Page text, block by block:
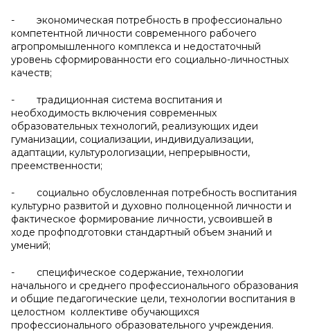
- экономическая потребность в профессионально
компетентной личности современного рабочего
агропромышленного комплекса и недостаточный
уровень сформированности его социально-личностных
качеств;
- традиционная система воспитания и
необходимость включения современных
образовательных технологий, реализующих идеи
гуманизации, социализации, индивидуализации,
адаптации, культурологизации, непрерывности,
преемственности;
- социально обусловленная потребность воспитания
культурно развитой и духовно полноценной личности и
фактическое формирование личности, усвоившей в
ходе профподготовки стандартный объем знаний и
умений;
- специфическое содержание, технологии
начального и среднего профессионального образования
и общие педагогические цели, технологии воспитания в
целостном коллективе обучающихся
профессионального образовательного учреждения.